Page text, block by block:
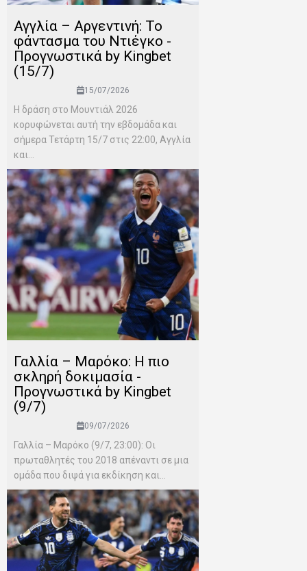
Αγγλία – Αργεντινή: Το
φάντασμα του Ντιέγκο -
Προγνωστικά by Kingbet
(15/7)
15/07/2026
Η δράση στο Μουντιάλ 2026
κορυφώνεται αυτή την εβδομάδα και
σήμερα Τετάρτη 15/7 στις 22:00, Αγγλία
και...
Γαλλία – Μαρόκο: Η πιο
σκληρή δοκιμασία -
Προγνωστικά by Kingbet
(9/7)
09/07/2026
Γαλλία – Μαρόκο (9/7, 23:00): Οι
πρωταθλητές του 2018 απέναντι σε μια
ομάδα που διψά για εκδίκηση και...